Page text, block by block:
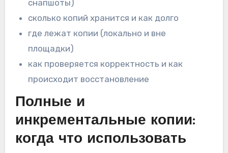
снапшоты)
сколько копий хранится и как долго
где лежат копии (локально и вне
площадки)
как проверяется корректность и как
происходит восстановление
Полные и
инкрементальные копии:
когда что использовать